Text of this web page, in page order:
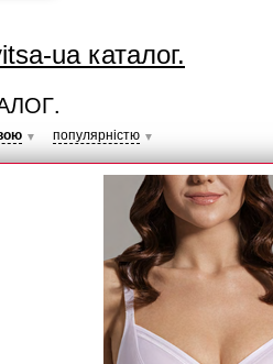
ua каталог.
▼ популярністю ▼